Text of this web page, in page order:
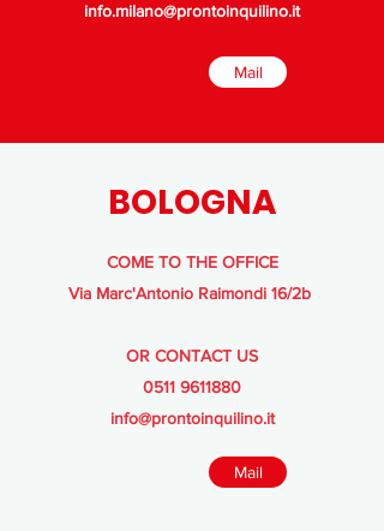
info.milano@prontoinquilino.it
Mail
BOLOGNA
COME TO THE OFFICE
Via Marc'Antonio Raimondi 16/2b
OR CONTACT US
0511 9611880
info@prontoinquilino.it
Mail